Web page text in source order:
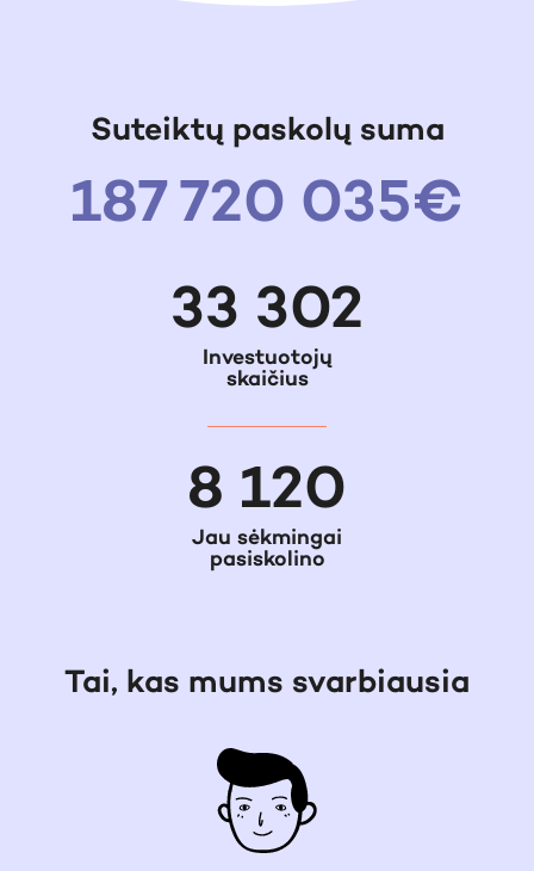
Suteiktų paskolų suma
187 720 035€
33 302
Investuotojų
skaičius
8 120
Jau sėkmingai
pasiskolino
Tai, kas mums svarbiausia